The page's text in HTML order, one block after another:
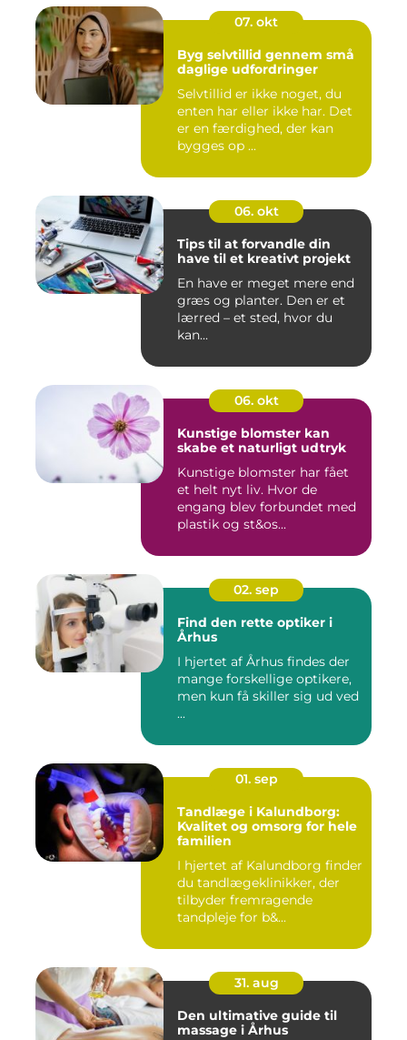
07. okt
Byg selvtillid gennem små
daglige udfordringer
Selvtillid er ikke noget, du
enten har eller ikke har. Det
er en færdighed, der kan
bygges op ...
06. okt
Tips til at forvandle din
have til et kreativt projekt
En have er meget mere end
græs og planter. Den er et
lærred – et sted, hvor du
kan...
06. okt
Kunstige blomster kan
skabe et naturligt udtryk
Kunstige blomster har fået
et helt nyt liv. Hvor de
engang blev forbundet med
plastik og st&os...
02. sep
Find den rette optiker i
Århus
I hjertet af Århus findes der
mange forskellige optikere,
men kun få skiller sig ud ved
...
01. sep
Tandlæge i Kalundborg:
Kvalitet og omsorg for hele
familien
I hjertet af Kalundborg finder
du tandlægeklinikker, der
tilbyder fremragende
tandpleje for b&...
31. aug
Den ultimative guide til
massage i Århus